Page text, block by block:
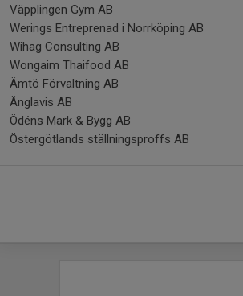
Väpplingen Gym AB
Werings Entreprenad i Norrköping AB
Wihag Consulting AB
Wongaim Thaifood AB
Ämtö Förvaltning AB
Änglavis AB
Ödéns Mark & Bygg AB
Östergötlands ställningsproffs AB